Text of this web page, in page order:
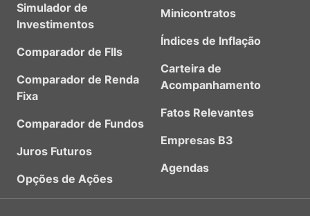
Simulador de
Investimentos
Comparador de FIIs
Comparador de Renda
Fixa
Comparador de Fundos
Juros Futuros
Opções de Ações
Minicontratos
Índices de Inflação
Carteira de
Acompanhamento
Fatos Relevantes
Empresas B3
Agendas